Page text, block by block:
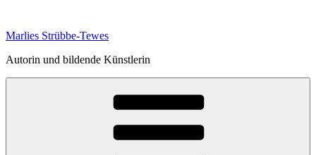
springen
Marlies Strübbe-Tewes
Autorin und bildende Künstlerin